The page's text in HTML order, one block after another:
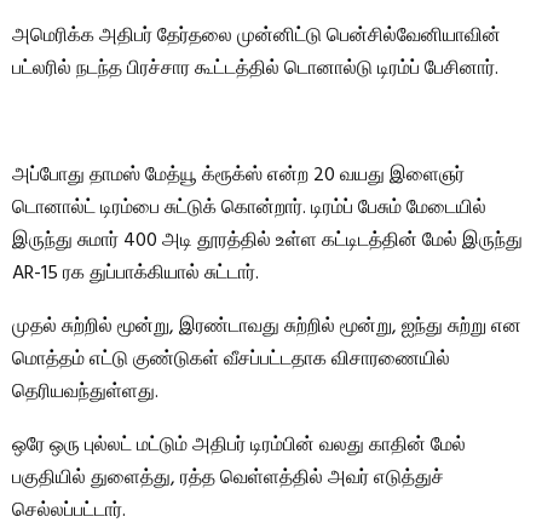
அமெரிக்க அதிபர் தேர்தலை முன்னிட்டு பென்சில்வேனியாவின்
பட்லரில் நடந்த பிரச்சார கூட்டத்தில் டொனால்டு டிரம்ப் பேசினார்.
அப்போது தாமஸ் மேத்யூ க்ரூக்ஸ் என்ற 20 வயது இளைஞர்
டொனால்ட் டிரம்பை சுட்டுக் கொன்றார். டிரம்ப் பேசும் மேடையில்
இருந்து சுமார் 400 அடி தூரத்தில் உள்ள கட்டிடத்தின் மேல் இருந்து
AR-15 ரக துப்பாக்கியால் சுட்டார்.
முதல் சுற்றில் மூன்று, இரண்டாவது சுற்றில் மூன்று, ஐந்து சுற்று என
மொத்தம் எட்டு குண்டுகள் வீசப்பட்டதாக விசாரணையில்
தெரியவந்துள்ளது.
ஒரே ஒரு புல்லட் மட்டும் அதிபர் டிரம்பின் வலது காதின் மேல்
பகுதியில் துளைத்து, ரத்த வெள்ளத்தில் அவர் எடுத்துச்
செல்லப்பட்டார்.